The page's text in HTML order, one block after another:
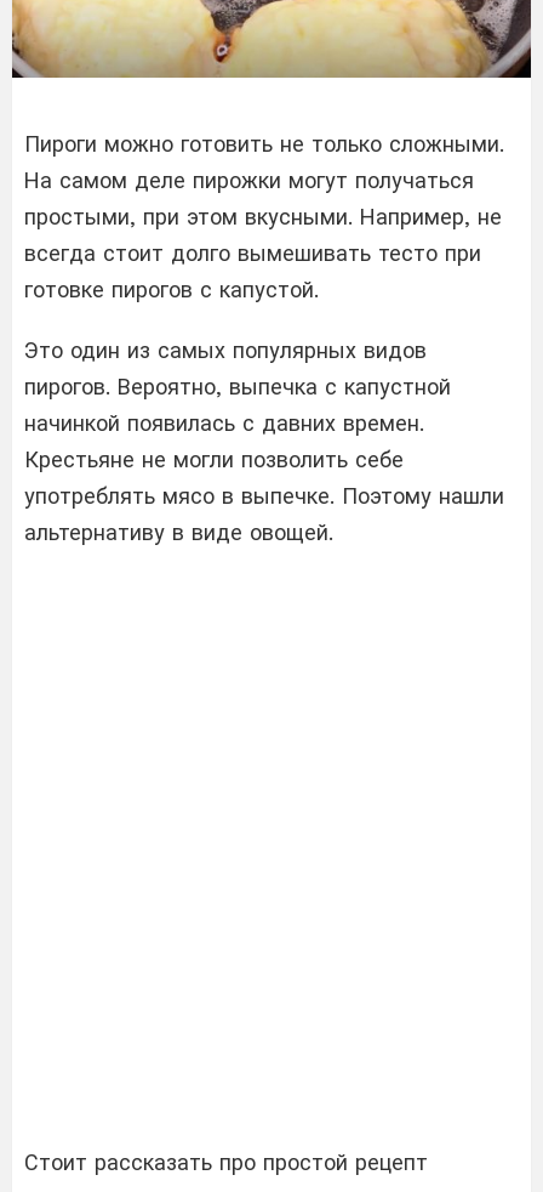
Пироги можно готовить не только сложными.
На самом деле пирожки могут получаться
простыми, при этом вкусными. Например, не
всегда стоит долго вымешивать тесто при
готовке пирогов с капустой.
Это один из самых популярных видов
пирогов. Вероятно, выпечка с капустной
начинкой появилась с давних времен.
Крестьяне не могли позволить себе
употреблять мясо в выпечке. Поэтому нашли
альтернативу в виде овощей.
Стоит рассказать про простой рецепт